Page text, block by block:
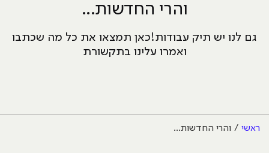
והרי החדשות...
גם לנו יש תיק עבודות!כאן תמצאו את כל מה שכתבו
ואמרו עלינו בתקשורת
ראשי והרי החדשות...